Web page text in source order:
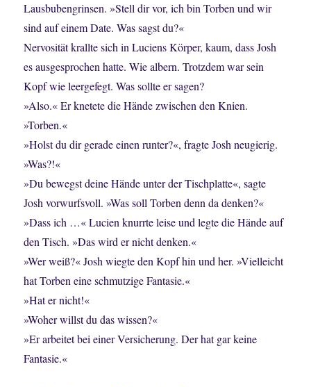
Lausbubengrinsen. »Stell dir vor, ich bin Torben und wir
sind auf einem Date. Was sagst du?«
Nervosität krallte sich in Luciens Körper, kaum, dass Josh
es ausgesprochen hatte. Wie albern. Trotzdem war sein
Kopf wie leergefegt. Was sollte er sagen?
»Also.« Er knetete die Hände zwischen den Knien.
»Torben.«
»Holst du dir gerade einen runter?«, fragte Josh neugierig.
»Was?!«
»Du bewegst deine Hände unter der Tischplatte«, sagte
Josh vorwurfsvoll. »Was soll Torben denn da denken?«
»Dass ich …« Lucien knurrte leise und legte die Hände auf
den Tisch. »Das wird er nicht denken.«
»Wer weiß?« Josh wiegte den Kopf hin und her. »Vielleicht
hat Torben eine schmutzige Fantasie.«
»Hat er nicht!«
»Woher willst du das wissen?«
»Er arbeitet bei einer Versicherung. Der hat gar keine
Fantasie.«